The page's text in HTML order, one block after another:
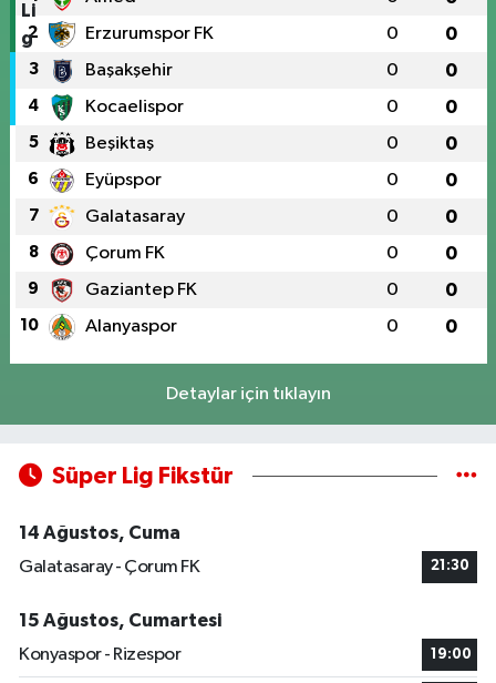
2 Erzurumspor FK 0 0
3 Başakşehir 0 0
4 Kocaelispor 0 0
5 Beşiktaş 0 0
6 Eyüpspor 0 0
7 Galatasaray 0 0
8 Çorum FK 0 0
9 Gaziantep FK 0 0
10 Alanyaspor 0 0
Detaylar için tıklayın
Süper Lig Fikstür
14 Ağustos, Cuma
Galatasaray - Çorum FK
21:30
15 Ağustos, Cumartesi
Konyaspor - Rizespor
19:00